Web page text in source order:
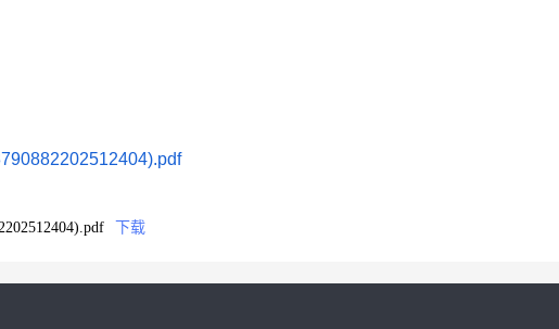
下载